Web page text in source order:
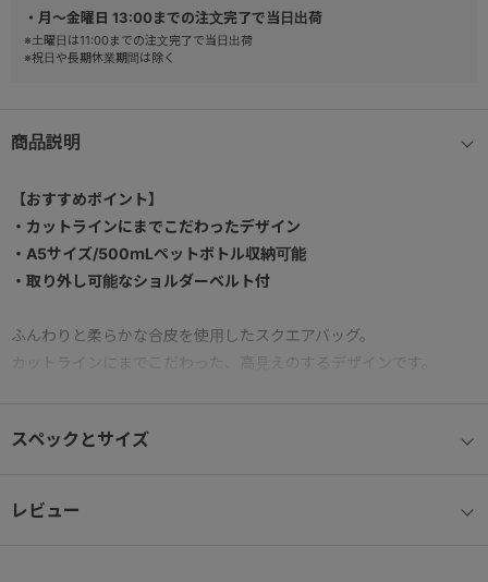
・月～金曜日 13:00までの注文完了で当日出荷
※土曜日は11:00までの注文完了で当日出荷
※祝日や長期休業期間は除く
商品説明
【おすすめポイント】
・カットラインにまでこだわったデザイン
・A5サイズ/500ｍLペットボトル収納可能
・取り外し可能なショルダーベルト付
ふんわりと柔らかな合皮を使用したスクエアバッグ。
カットラインにまでこだわった、高見えのするデザインです。
スペックとサイズ
レビュー